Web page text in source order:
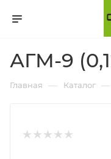
АГМ-9
Главная — Каталог —